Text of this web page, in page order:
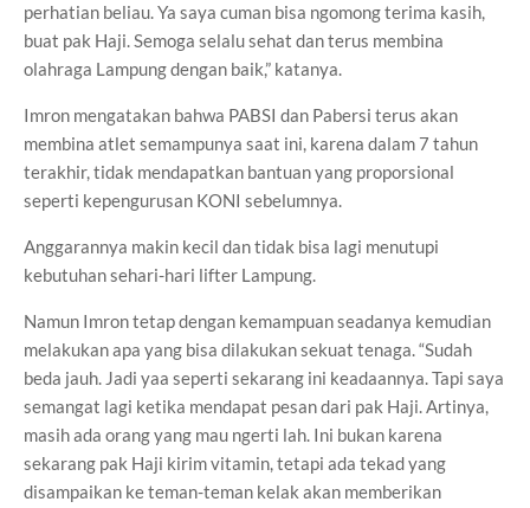
perhatian beliau. Ya saya cuman bisa ngomong terima kasih,
buat pak Haji. Semoga selalu sehat dan terus membina
olahraga Lampung dengan baik,” katanya.
Imron mengatakan bahwa PABSI dan Pabersi terus akan
membina atlet semampunya saat ini, karena dalam 7 tahun
terakhir, tidak mendapatkan bantuan yang proporsional
seperti kepengurusan KONI sebelumnya.
Anggarannya makin kecil dan tidak bisa lagi menutupi
kebutuhan sehari-hari lifter Lampung.
Namun Imron tetap dengan kemampuan seadanya kemudian
melakukan apa yang bisa dilakukan sekuat tenaga. “Sudah
beda jauh. Jadi yaa seperti sekarang ini keadaannya. Tapi saya
semangat lagi ketika mendapat pesan dari pak Haji. Artinya,
masih ada orang yang mau ngerti lah. Ini bukan karena
sekarang pak Haji kirim vitamin, tetapi ada tekad yang
disampaikan ke teman-teman kelak akan memberikan